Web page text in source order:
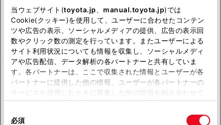
当ウェブサイト(toyota.jp manual.toyota.jp)では
Cookie(クッキー)を使用して、ユーザーに合わせたコンテン
ツや広告の表示、ソーシャルメディアの提供、広告の表示回
数やクリック数の測定を行っています。またユーザーによる
サイト利用状況についても情報を収集し、ソーシャルメディ
アや広告配信、データ解析の各パートナーと共有していま
す。各パートナーは、ここで収集された情報とユーザーが各
パートナーに提供した他の情報、ユーザーが各パートナーの
サービスを使用したときに収集した他の情報を組み合わせて
使用することがあります。当ウェブサイトの使用を続行する
必須
中部
近畿
中国
四国
九州・沖縄
すでに売約済みとなっております。
恐れ入りますが、別のクルマをお選びください。
トヨタ認定中古車トップ